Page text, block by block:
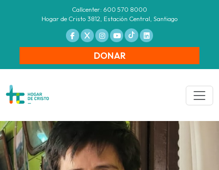
Callcenter: 600 570 8000
Hogar de Cristo 3812, Estación Central, Santiago
DONAR